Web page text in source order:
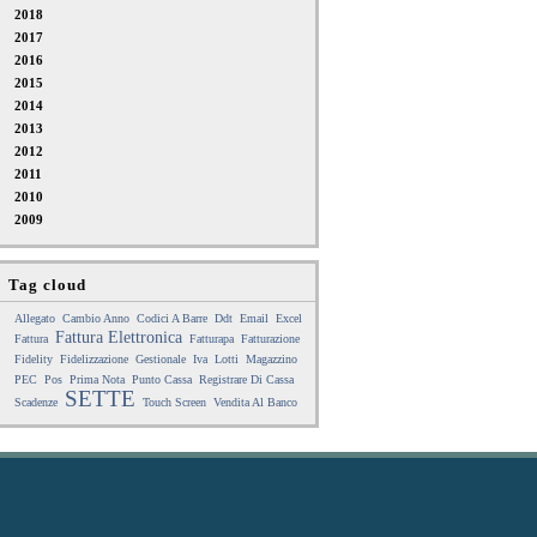
2018
2017
2016
2015
2014
2013
2012
2011
2010
2009
Tag cloud
Allegato Cambio Anno Codici A Barre Ddt Email
Excel
Fattura Fattura Elettronica Fatturapa Fatturazione
Fidelity Fidelizzazione Gestionale Iva Lotti
Magazzino
PEC
Pos Prima Nota Punto Cassa Registrare Di Cassa
Scadenze
SETTE Touch Screen Vendita Al Banco